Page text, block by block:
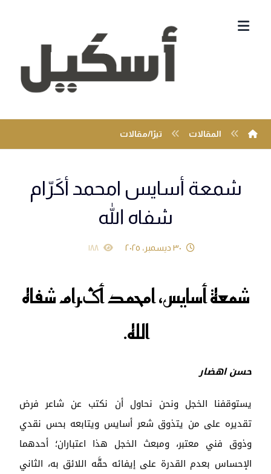
المقالات تيرّا/مقالات
شمعة أسايس امحمد أكَرّام
شفاه الله
٣٠ ديسمبر، ٢٠٢٥ ١٨٨
شمعة أسايس، امحمد أݣرام شفاه
الله.
حسن اهضار
يستوقفنا الخجل ونحن نحاول أن نكتب عن شاعر فرض
تقديره على من يتذوق شعر أسايس ويتابعه بحس نقدي
وذوق فني معتبر، ومبعث الخجل هذا اعتباران؛ أحدهما
الإحساس بعدم القدرة على إيفائه حقَّه اللائق به، الثاني